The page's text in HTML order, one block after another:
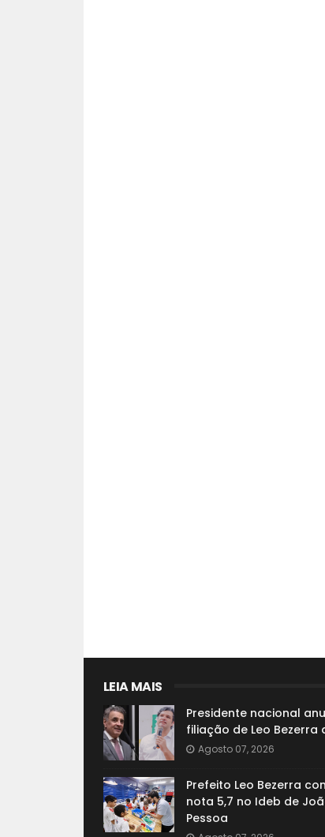
LEIA MAIS
Presidente nacional
filiação de Leo Bezerra
Agosto 07, 2026
Prefeito Leo Bezerra
nota 5,7 no Ideb de
Pessoa